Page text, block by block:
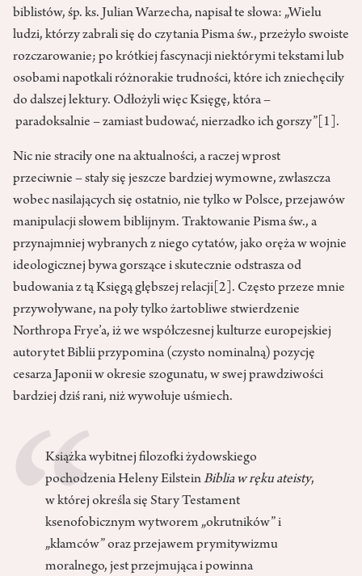
biblistów, śp. ks. Julian Warzecha, napisał te słowa: „Wielu
ludzi, którzy zabrali się do czytania Pisma św., przeżyło swoiste
rozczarowanie; po krótkiej fascynacji niektórymi tekstami lub
osobami napotkali różnorakie trudności, które ich zniechęciły
do dalszej lektury. Odłożyli więc Księgę, która –
paradoksalnie – zamiast budować, nierzadko ich gorszy” [1] .
Nic nie straciły one na aktualności, a raczej wprost
przeciwnie – stały się jeszcze bardziej wymowne, zwłaszcza
wobec nasilających się ostatnio, nie tylko w Polsce, przejawów
manipulacji słowem biblijnym. Traktowanie Pisma św., a
przynajmniej wybranych z niego cytatów, jako oręża w wojnie
ideologicznej bywa gorszące i skutecznie odstrasza od
budowania z tą Księgą głębszej relacji [2] . Często przeze mnie
przywoływane, na poły tylko żartobliwe stwierdzenie
Northropa Frye’a, iż we współczesnej kulturze europejskiej
autorytet Biblii przypomina (czysto nominalną) pozycję
cesarza Japonii w okresie szogunatu, w swej prawdziwości
bardziej dziś rani, niż wywołuje uśmiech.
Książka wybitnej filozofki żydowskiego
pochodzenia Heleny EilsteinBiblia w ręku ateisty,
w której określa się Stary Testament
ksenofobicznym wytworem „okrutników” i
„kłamców” oraz przejawem prymitywizmu
moralnego, jest przejmująca i powinna